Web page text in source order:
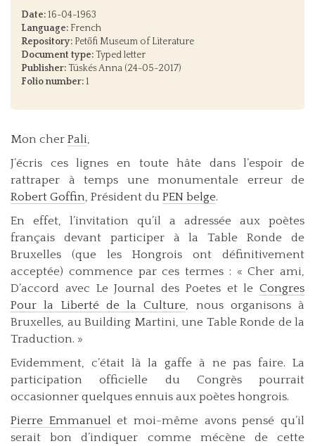
Date:16-04-1963
Language: French
Repository: Petőfi Museum of Literature
Document type: Typed letter
Publisher: Tüskés Anna (24-05-2017)
Folio number:1
Mon cher Pali,
J’écris ces lignes en toute hâte dans l’espoir de
rattraper à temps une monumentale erreur de
Robert Goffin, Président du PEN belge.
En effet, l’invitation qu’il a adressée aux poètes
français devant participer à la Table Ronde de
Bruxelles (que les Hongrois ont définitivement
acceptée) commence par ces termes : « Cher ami,
D’accord avec Le Journal des Poetes et le Congres
Pour la Liberté de la Culture, nous organisons à
Bruxelles, au Building Martini, une Table Ronde de la
Traduction. »
Evidemment, c’était là la gaffe à ne pas faire. La
participation officielle du Congrès pourrait
occasionner quelques ennuis aux poètes hongrois.
Pierre Emmanuel et moi-même avons pensé qu’il
serait bon d’indiquer comme mécène de cette